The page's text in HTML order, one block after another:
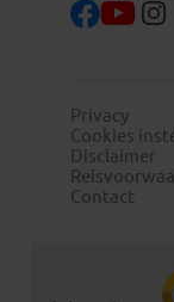
Privacy
Cookies
Disclaimer
Contact